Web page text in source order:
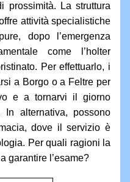
prossimità. La struttura
attività specialistiche
dopo l’emergenza
come l’holter
Per effettuarlo, i
a Borgo o a Feltre per
e a tornarvi il giorno
alternativa, possono
dove il servizio è
Per quali ragioni la
garantire l’esame?